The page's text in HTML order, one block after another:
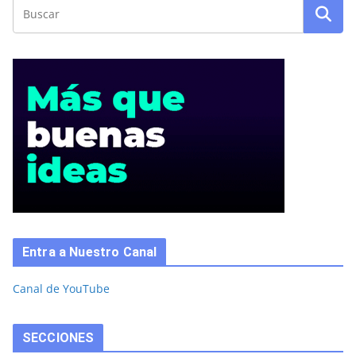
Entra a Nuestro Canal
Canal de YouTube
SECCIONES